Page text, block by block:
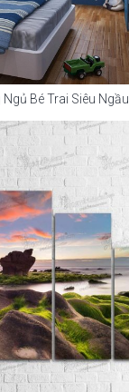
Bé Trai Siêu Ngầu